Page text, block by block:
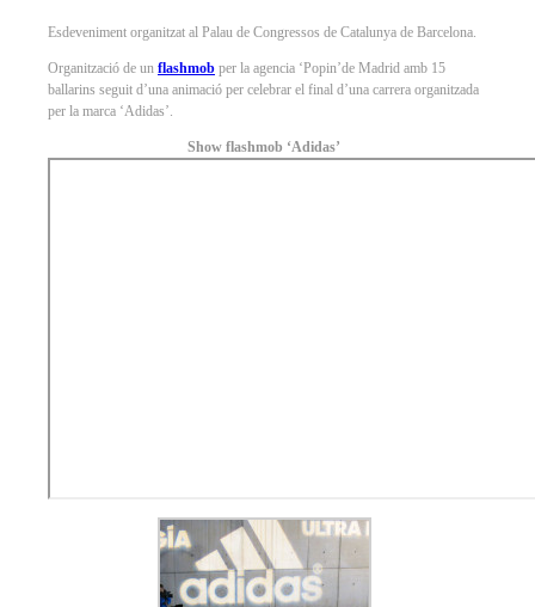
Esdeveniment organitzat al Palau de Congressos de Catalunya de Barcelona.
Organització de un flashmob per la agencia ‘Popin’de Madrid amb 15
ballarins seguit d’una animació per celebrar el final d’una carrera organitzada
per la marca ‘Adidas’.
Show flashmob ‘Adidas’